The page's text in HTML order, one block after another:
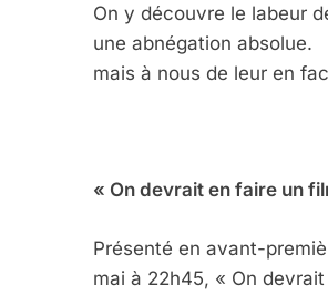
On y découvre le labeur
une abnégation absolue.
mais à nous de leur en
« On devrait en faire un
Présenté en avant-
mai à 22h45, « On